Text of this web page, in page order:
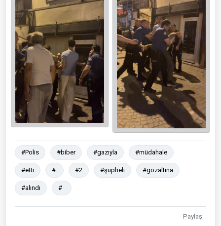
#Polis #biber #gazıyla #müdahale
#etti #: #2 #şüpheli #gözaltına
#alındı #
Paylaş